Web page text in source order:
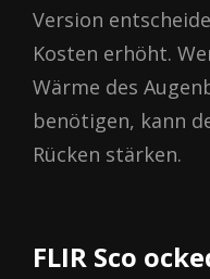
Version
Kosten erhöht.
Wärme des
benötigen, kann
Rücken stärken.
FLІR Ѕсо